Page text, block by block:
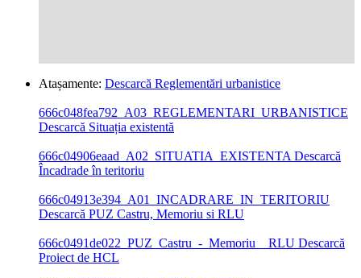
Atașamente: Descarcă Reglementări urbanistice
666c048fea792_A03_REGLEMENTARI_URBANISTICE
Descarcă Situația existentă
666c04906eaad_A02_SITUATIA_EXISTENTA Descarcă
Încadrade în teritoriu
666c04913e394_A01_INCADRARE_IN_TERITORIU
Descarcă PUZ Castru, Memoriu si RLU
666c0491de022_PUZ_Castru_-_Memoriu__RLU Descarcă
Proiect de HCL